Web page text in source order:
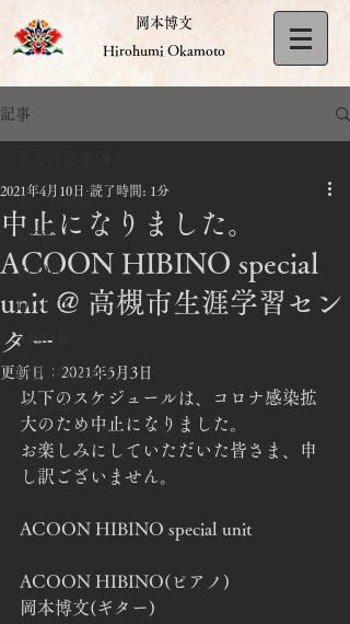
岡本博文
Hirohumi Okamoto
記事
NEW
BLOG
DISCO
528KHz
EQUIPMENT
Schedule
中止になりました。
ACOON HIBINO special
unit @ 高槻市生涯学習セン
ター
2021年4月10日 読了時間: 1分
更新日： 2021年5月3日
以下のスケジュールは、コロナ感染拡
大のため中止になりました。
お楽しみにしていただいた皆さま、申
し訳ございません。
ACOON HIBINO special unit
ACOON HIBINO(ピアノ)
岡本博文(ギター)